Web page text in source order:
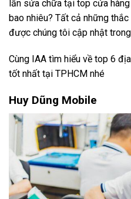
lần sửa chữa tại top cửa
bao nhiêu? Tất cả những
được chúng tôi cập nhật
Cùng IAA tìm hiểu về top 6
tốt nhất tại TPHCM nhé
Huy Dũng Mobile